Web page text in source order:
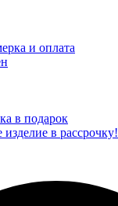
и оплата
в подарок
в рассрочку!